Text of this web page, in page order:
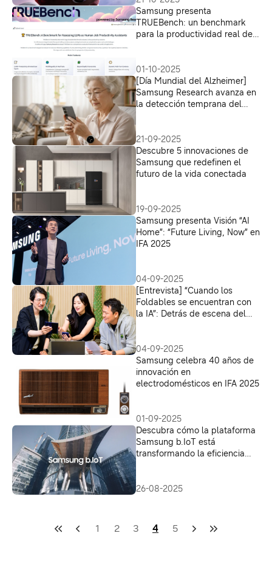
Samsung presenta
TRUEBench: un benchmark
para la productividad real de
01-10-2025
[Día Mundial del Alzheimer]
Samsung Research avanza en
la detección temprana del
21-09-2025
Descubre 5 innovaciones de
Samsung que redefinen el
futuro de la vida conectada
19-09-2025
Samsung presenta Visión “AI
Home”: “Future Living, Now” en
IFA 2025
04-09-2025
[Entrevista] “Cuando los
Foldables se encuentran con
la IA”: Detrás de escena del
04-09-2025
Samsung celebra 40 años de
innovación en
electrodomésticos en IFA 2025
01-09-2025
Descubra cómo la plataforma
Samsung b.IoT está
transformando la eficiencia
26-08-2025
1 2 3 4 5